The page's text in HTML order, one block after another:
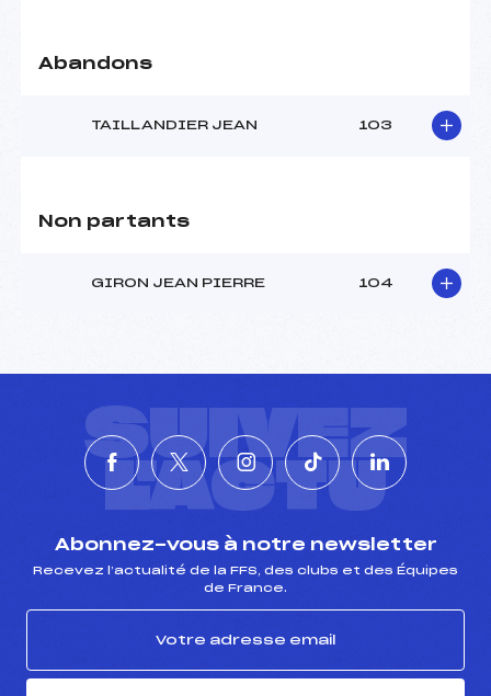
Abandons
TAILLANDIER JEAN 103
Non partants
GIRON JEAN PIERRE 104
SUIVEZ
L'ACTU
Abonnez-vous à notre newsletter
Recevez l’actualité de la FFS, des clubs et des Équipes
de France.